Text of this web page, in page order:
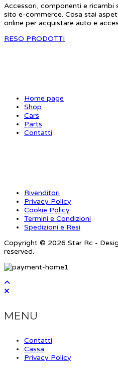
Accessori, componenti e ricambi
sito e-commerce. Cosa stai
online per acquistare auto e
RESO PRODOTTI
Home page
Shop
Cars
Parts
Contatti
Rivenditori
Privacy Policy
Cookie Policy
Termini e Condizioni
Spedizioni e Resi
Copyright © 2026 Star Rc -
reserved.
MENU
Contatti
Cassa
Privacy Policy